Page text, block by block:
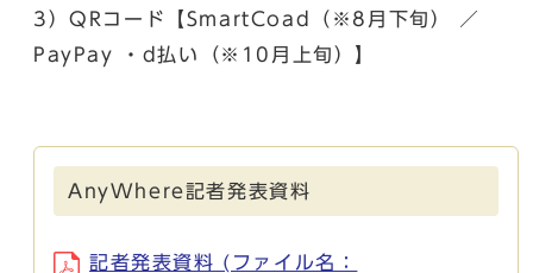
3）QRコード【SmartCoad（※8月下旬） ／
PayPay ・d払い（※10月上旬）】
AnyWhere記者発表資料
記者発表資料 (ファイル名：